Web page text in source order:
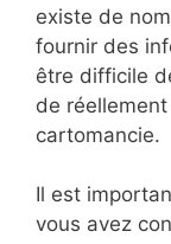
existe de
fournir des
être difficile
de
cartomancie.
Il est
vous avez